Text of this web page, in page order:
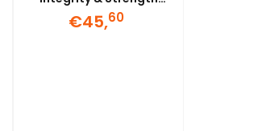
Conditioner 1000ml
€45,60